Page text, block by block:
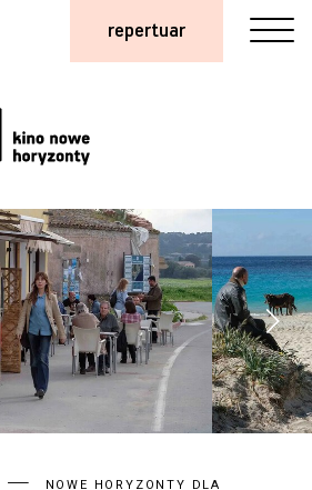
repertuar
NOWE HORYZONTY DLA